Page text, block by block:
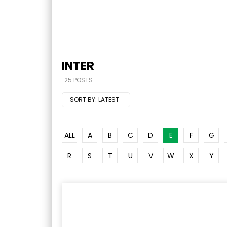
INTER
25 POSTS
SORT BY: LATEST
ALL A B C D E F G
R
S T U V W X Y